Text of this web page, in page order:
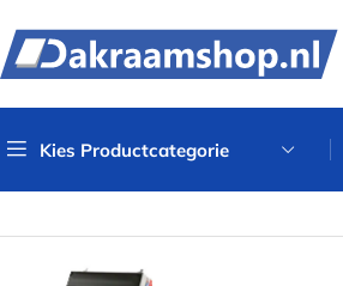
Kies Productcategorie